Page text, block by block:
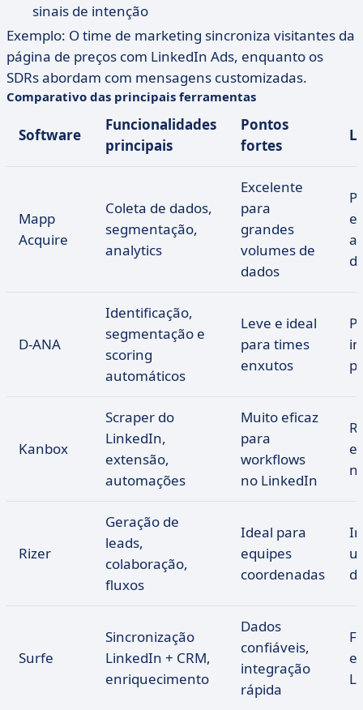
sinais de intenção
Exemplo: O time de marketing sincroniza visitantes da
página de preços com LinkedIn Ads, enquanto os
SDRs abordam com mensagens customizadas.
Comparativo das principais ferramentas
Software
Funcionalidades
principais
Pontos
fortes
Mapp
Acquire
Coleta de dados,
segmentação,
analytics
Excelente
para
grandes
volumes de
dados
D-ANA
Identificação,
segmentação e
scoring
automáticos
Leve e ideal
para times
enxutos
Kanbox
Scraper do
LinkedIn,
extensão,
automações
Muito eficaz
para
workflows
no LinkedIn
Rizer
Geração de
leads,
colaboração,
fluxos
Ideal para
equipes
coordenadas
Surfe
Sincronização
LinkedIn + CRM,
enriquecimento
Dados
confiáveis,
integração
rápida